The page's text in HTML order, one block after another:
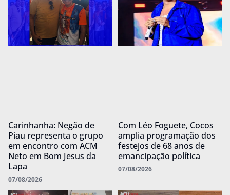
Carinhanha: Negão de
Piau representa o grupo
em encontro com ACM
Neto em Bom Jesus da
Lapa
07/08/2026
Com Léo Foguete, Cocos
amplia programação dos
festejos de 68 anos de
emancipação política
07/08/2026